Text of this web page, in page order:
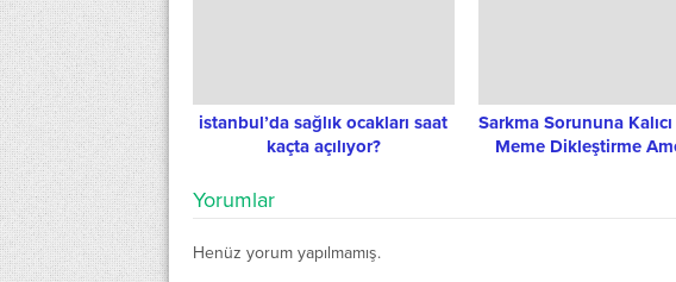
istanbul’da sağlık ocakları saat
kaçta açılıyor?
Sarkma Sorununa
Meme Dikleştirme
Yorumlar
Henüz yorum yapılmamış.